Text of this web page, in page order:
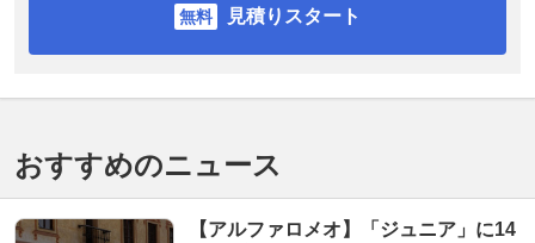
見積りスタート
おすすめのニュース
【アルファロメオ】「ジュニア」に14